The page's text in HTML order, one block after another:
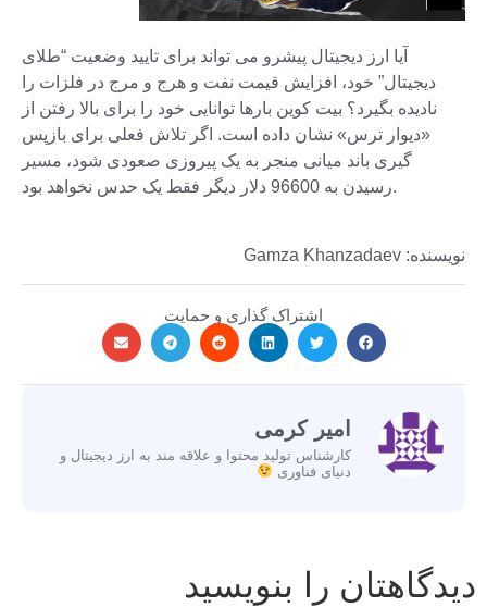
آیا ارز دیجیتال پیشرو می تواند برای تایید وضعیت “طلای
دیجیتال” خود، افزایش قیمت نفت و هرج و مرج در فلزات را
نادیده بگیرد؟ بیت کوین بارها توانایی خود را برای بالا رفتن از
«دیوار ترس» نشان داده است. اگر تلاش فعلی برای بازپس
گیری باند میانی منجر به یک پیروزی صعودی شود، مسیر
رسیدن به 96600 دلار دیگر فقط یک حدس نخواهد بود.
نویسنده: Gamza Khanzadaev
اشتراک گذاری و حمایت
امیر کرمی
کارشناس تولید محتوا و علاقه مند به ارز دیجیتال و
دنیای فناوری
دیدگاهتان را بنویسید